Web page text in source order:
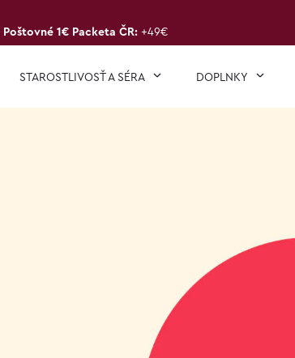
Poštovné 1€ Packeta ČR: +49€
STAROSTLIVOSŤ A SÉRA DOPLNKY